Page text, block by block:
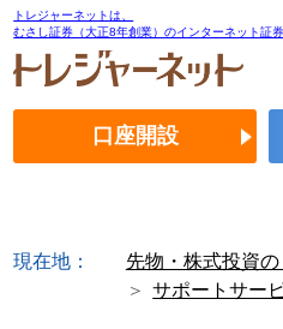
トレジャーネットは、
むさし証券（大正8年創業）のインターネット証券
口座開設
現在地：
先物・株式投資
サポートサー